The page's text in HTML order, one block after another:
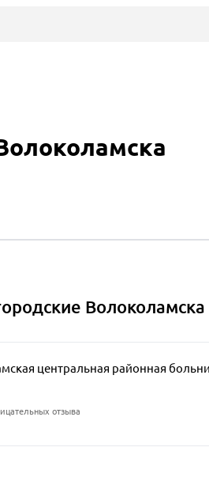
Волоколамска
центральная районная
отзыва